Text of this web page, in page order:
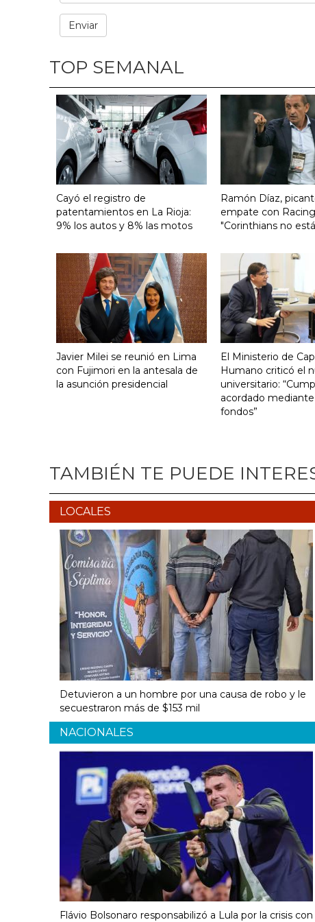
TOP SEMANAL
Cayó el registro de
patentamientos en La Rioja:
9% los autos y 8% las motos
Ramón Díaz,
empate con
"Corinthians no
Javier Milei se reunió en Lima
con Fujimori en la antesala de
la asunción presidencial
El Ministerio de
Humano criticó el
universitario:
acordado
fondos”
TAMBIÉN TE PUEDE
LOCALES
Detuvieron a un hombre por una causa de robo y le
secuestraron más de $153 mil
NACIONALES
Flávio Bolsonaro responsabilizó a Lula por la crisis con